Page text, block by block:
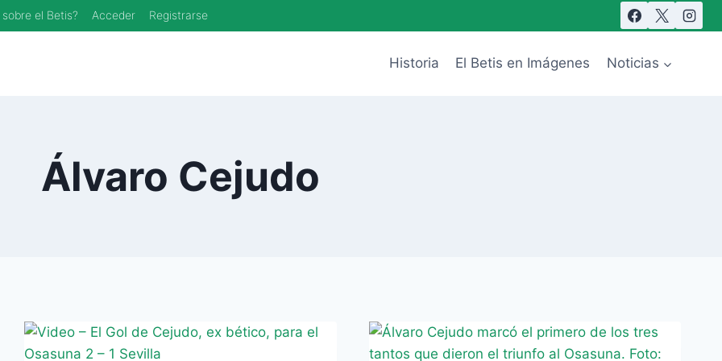
el Betis? Acceder Registrarse
Historia El Betis en Imágenes Noticias
Álvaro Cejudo